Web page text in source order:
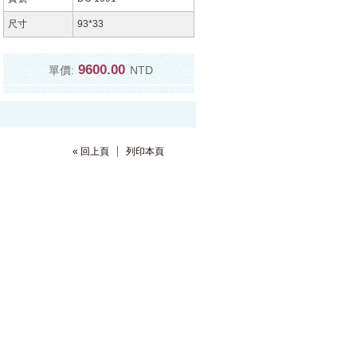
尺寸 93*33
單價: 9600.00 NTD
列印本頁
« 回上頁